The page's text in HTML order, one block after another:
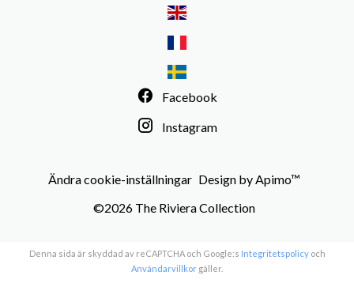
Facebook
Instagram
Ändra cookie-inställningar Design byApimo™
©2026 The Riviera Collection
Denna sida är skyddad av reCAPTCHA och Google:s Integritetspolicyoch
Användarvillkor gäller.